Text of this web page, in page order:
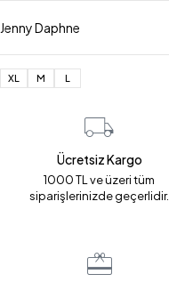
Jenny Daphne
XL M L
Ücretsiz Kargo
1000 TL ve üzeri tüm
siparişlerinizde geçerlidir.